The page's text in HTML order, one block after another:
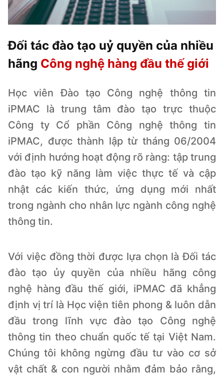
Đối tác đào tạo uỷ quyền của nhiều
hãng Công nghệ hàng đầu thế giới
Học viên Đào tạo Công nghệ thông tin
iPMAC là trung tâm đào tạo trực thuộc
Công ty Cổ phần Công nghệ thông tin
iPMAC, được thành lập từ tháng 06/2004
với định hướng hoạt động rõ ràng: tập trung
đào tạo kỹ năng làm việc thực tế và cập
nhật các kiến thức, ứng dụng mới nhất
trong ngành cho nhân lực ngành công nghệ
thông tin.
Với việc đồng thời được lựa chọn là Đối tác
đào tạo ủy quyền của nhiều hãng công
nghệ hàng đầu thế giới, iPMAC đã khẳng
định vị trí là Học viện tiên phong & luôn dẫn
đầu trong lĩnh vực đào tạo Công nghệ
thông tin theo chuẩn quốc tế tại Việt Nam.
Chúng tôi không ngừng đầu tư vào cơ sở
vật chất & con người nhằm đảm bảo rằng,